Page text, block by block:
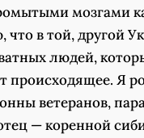
мозгами
что в той, другой
людей,
происходящее. Я
ветеранов,
— коренной